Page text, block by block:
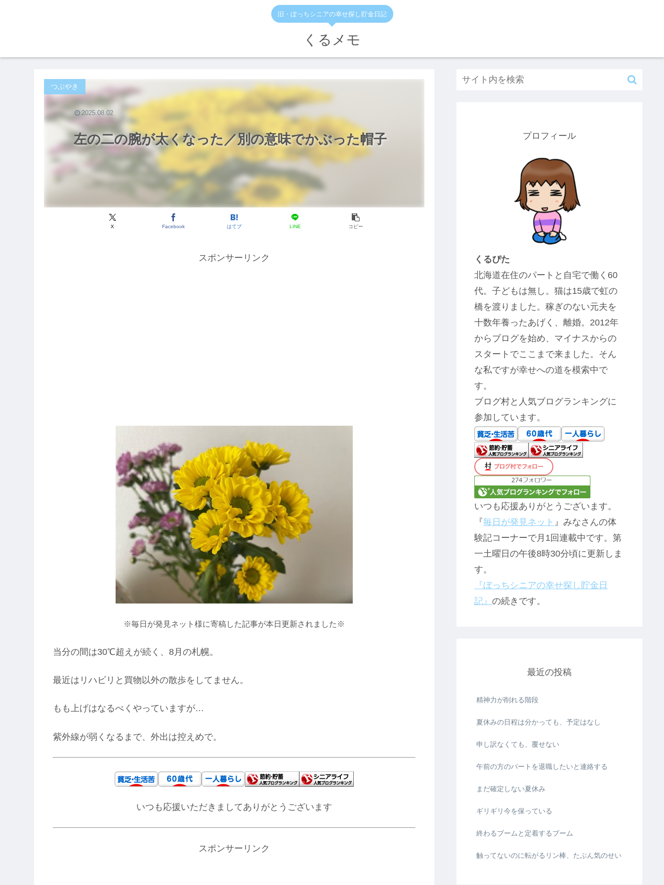
旧・ぼっちシニアの幸せ探し貯金日記
くるメモ
左の二の腕が太くなった／別の意味でかぶった帽子
つぶやき
X Facebook はてブ LINE コピー
2025.08.02
スポンサーリンク
※毎日が発見ネット様に寄稿した記事が本日更新されました※
当分の間は30℃超えが続く、8月の札幌。
最近はリハビリと買物以外の散歩をしてません。
もも上げはなるべくやっていますが…
紫外線が弱くなるまで、外出は控えめで。
いつも応援いただきましてありがとうございます
スポンサーリンク
プロフィール
くるぴた
北海道在住のパートと自宅で働く60
代。子どもは無し。猫は15歳で虹の
橋を渡りました。稼ぎのない元夫を
十数年養ったあげく、離婚。2012年
からブログを始め、マイナスからの
スタートでここまで来ました。そん
な私ですが幸せへの道を模索中で
す。
ブログ村と人気ブログランキングに
参加しています。
いつも応援ありがとうございます。
『毎日が発見ネット 』みなさんの体
験記コーナーで月1回連載中です。第
一土曜日の午後8時30分頃に更新しま
す。
『ぼっちシニアの幸せ探し貯金日
記』 の続きです。
最近の投稿
精神力が削れる階段
夏休みの日程は分かっても、予定はなし
申し訳なくても、覆せない
午前の方のパートを退職したいと連絡する
まだ確定しない夏休み
ギリギリ今を保っている
終わるブームと定着するブーム
触ってないのに転がるリン棒、たぶん気のせい